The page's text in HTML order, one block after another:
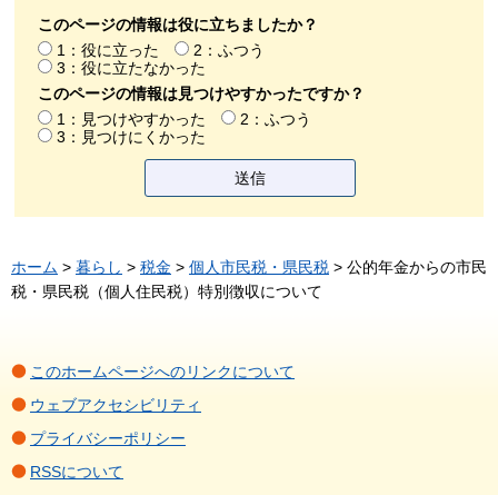
このページの情報は役に立ちましたか？
1：役に立った
2：ふつう
3：役に立たなかった
このページの情報は見つけやすかったですか？
1：見つけやすかった
2：ふつう
3：見つけにくかった
ホーム > 暮らし > 税金 > 個人市民税・県民税 > 公的年金からの市民
税・県民税（個人住民税）特別徴収について
このホームページへのリンクについて
ウェブアクセシビリティ
プライバシーポリシー
RSSについて